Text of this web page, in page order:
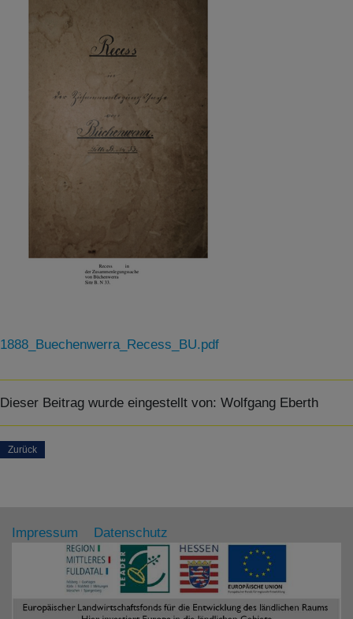
1888_Buechenwerra_Recess_BU.pdf
Dieser Beitrag wurde eingestellt von: Wolfgang Eberth
Zurück
Impressum Datenschutz